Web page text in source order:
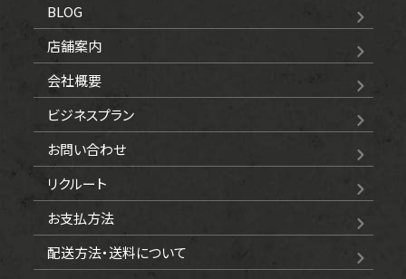
BLOG
店舗案内
会社概要
ビジネスプラン
お問い合わせ
リクルート
お支払方法
配送方法・送料について